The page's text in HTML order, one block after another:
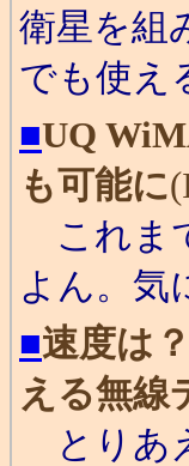
衛星を組
でも使え
■UQ
も可能に
これま
よん。気
■速度は
える無線
とりあ